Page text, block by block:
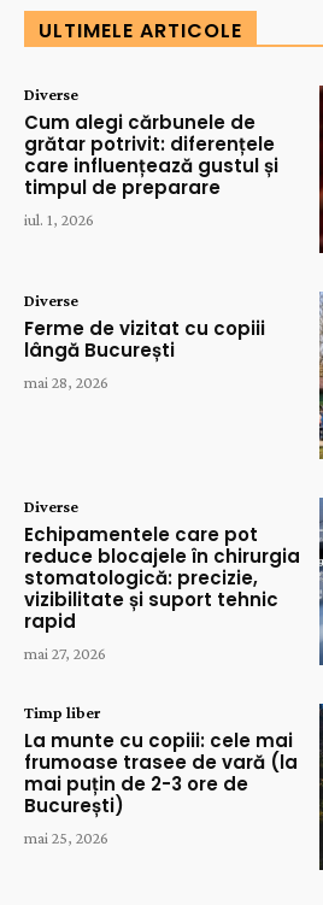
ULTIMELE ARTICOLE
Diverse
Cum alegi cărbunele de
grătar potrivit: diferențele
care influențează gustul și
timpul de preparare
iul. 1, 2026
Diverse
Ferme de vizitat cu copiii
lângă București
mai 28, 2026
Diverse
Echipamentele care pot
reduce blocajele în chirurgia
stomatologică: precizie,
vizibilitate și suport tehnic
rapid
mai 27, 2026
Timp liber
La munte cu copiii: cele mai
frumoase trasee de vară (la
mai puțin de 2-3 ore de
București)
mai 25, 2026